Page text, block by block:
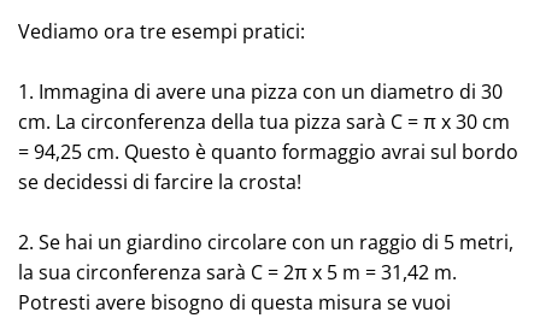
Vediamo ora tre esempi pratici:
1. Immagina di avere una pizza con un diametro di 30
cm. La circonferenza della tua pizza sarà C = π x 30 cm
= 94,25 cm. Questo è quanto formaggio avrai sul bordo
se decidessi di farcire la crosta!
2. Se hai un giardino circolare con un raggio di 5 metri,
la sua circonferenza sarà C = 2π x 5 m = 31,42 m.
Potresti avere bisogno di questa misura se vuoi